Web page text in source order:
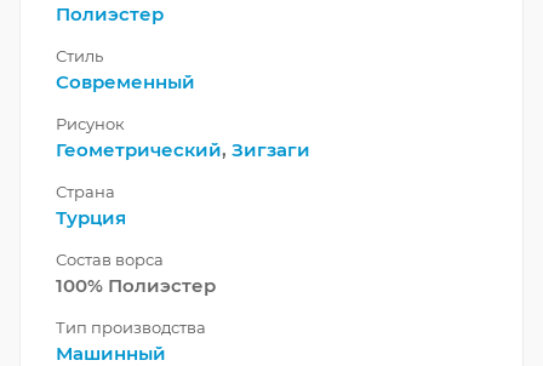
Полиэстер
Стиль
Современный
Рисунок
Геометрический, Зигзаги
Страна
Турция
Состав ворса
100% Полиэстер
Тип производства
Машинный